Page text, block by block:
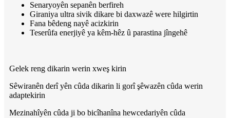
Senaryoyên sepanên berfireh
Giraniya ultra sivik dikare bi daxwazê ​​​​were hilgirtin
Fana bêdeng nayê acizkirin
Teserûfa enerjiyê ya kêm-hêz û parastina jîngehê
Gelek reng dikarin werin xweş kirin
Sêwiranên derî yên cûda dikarin li gorî şêwazên cûda werin
adaptekirin
Mezinahîyên cûda ji bo bicîhanîna hewcedariyên cûda